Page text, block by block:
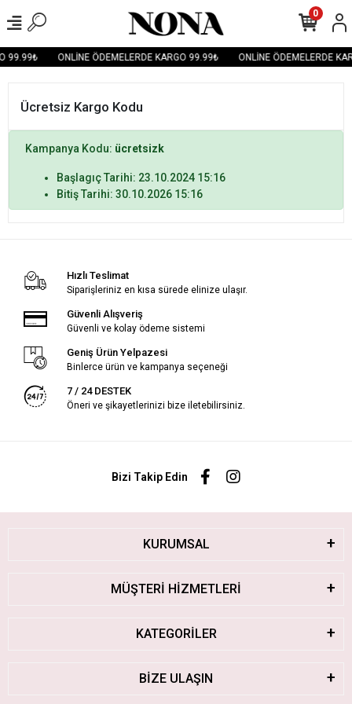
99.99₺ ONLİNE ÖDEMELERDE KARGO 99.99₺ ONLİNE ÖDEMELERDE
0
Ücretsiz Kargo Kodu
Kampanya Kodu: ücretsizk
Başlagıç Tarihi: 23.10.2024 15:16
Bitiş Tarihi: 30.10.2026 15:16
Hızlı Teslimat
Siparişleriniz en kısa sürede elinize ulaşır.
Güvenli Alışveriş
Güvenli ve kolay ödeme sistemi
Geniş Ürün Yelpazesi
Binlerce ürün ve kampanya seçeneği
7 / 24 DESTEK
Öneri ve şikayetlerinizi bize iletebilirsiniz.
Bizi Takip Edin
KURUMSAL
MÜŞTERİ HİZMETLERİ
KATEGORİLER
BİZE ULAŞIN